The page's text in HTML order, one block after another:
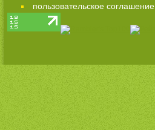
пользовательское соглашение